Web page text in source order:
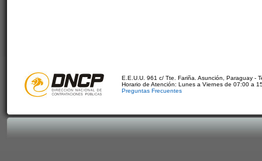
E.E.U.U. 961 c/ Tte. Fariña. Asunción, Paraguay -
Horario de Atención: Lunes a Viernes de 07:00 a
Preguntas Frecuentes